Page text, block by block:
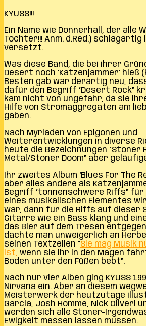
KYUSS!!!
Ein Name wie Donnerhall, der alle
Töchter!!! Anm. d.Red.)
versetzt.
Was diese Band, die bei ihrer
Desert noch ‘Katzenjammer’ hieß
Besten gab war derartig neu,
dafür den Begriff “Desert Rock”
kam nicht von ungefähr, da sie
Hilfe von Stromaggregaten am
gaben.
Nach Myriaden von Epigonen und
Weiterentwicklungen in diverse
heute die Bezeichnungen “Stoner
Metal/Stoner Doom” aber
Ihr zweites Album ‘Blues For The
aber alles andere als
Begriff “tonnenschwere Riffs” für
eines musikalischen Elementes
war, dann für die Riffs auf dieser
Gitarre wie ein Bass klang und
das Bier auf dem Tresen
dachte man unweigerlich an
seinen Textzeilen “Sie mag Musik
ist, wenn sie ihr in den Magen
Boden unter den Füßen bebt”.
Nach nur vier Alben ging KYUSS
Nirvana ein. Aber an diesem
Meisterwerk der heutzutage
Garcia, Josh Homme, Nick Oliveri
werden sich alle Stoner-
Ewigkeit messen lassen müssen.